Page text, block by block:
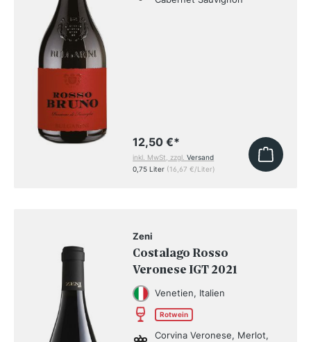
12,50 €*
inkl. MwSt, zzgl.Versand
0,75 Liter (16,67 €/Liter)
Zeni
Costalago Rosso
Veronese IGT 2021
Venetien, Italien
Rotwein
Corvina Veronese, Merlot,